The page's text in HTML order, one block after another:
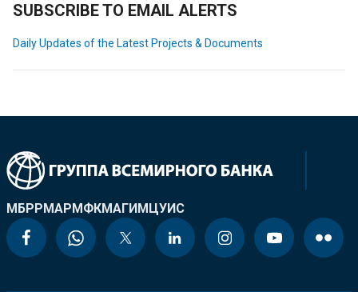
SUBSCRIBE TO EMAIL ALERTS
Daily Updates of the Latest Projects & Documents
МБРРМАРМФКМАГИМЦУИС